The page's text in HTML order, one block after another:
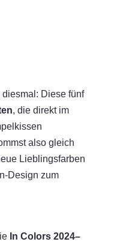
Diese fünf
, die direkt im
also gleich
Lieblingsfarben
Design zum
In Colors 2024–